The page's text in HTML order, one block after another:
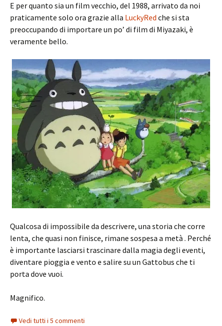
E per quanto sia un film vecchio, del 1988, arrivato da noi
praticamente solo ora grazie alla LuckyRed che si sta
preoccupando di importare un po’ di film di Miyazaki, è
veramente bello.
Qualcosa di impossibile da descrivere, una storia che corre
lenta, che quasi non finisce, rimane sospesa a metà . Perché
è importante lasciarsi trascinare dalla magia degli eventi,
diventare pioggia e vento e salire su un Gattobus che ti
porta dove vuoi.
Magnifico.
Vedi tutti i 5 commenti